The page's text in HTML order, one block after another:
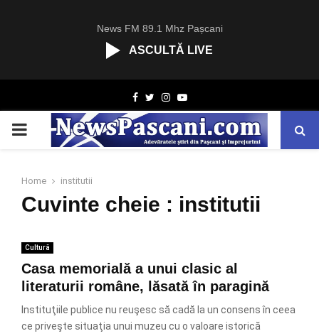
News FM 89.1 Mhz Pașcani
ASCULTĂ LIVE
Facebook
TwitterInstagram
Youtube
PRIMARY
Home institutii
Cuvinte cheie : institutii
Cultură
Casa memorială a unui clasic al
literaturii române, lăsată în paragină
Instituţiile publice nu reuşesc să cadă la un consens în ceea
ce priveşte situaţia unui muzeu cu o valoare istorică